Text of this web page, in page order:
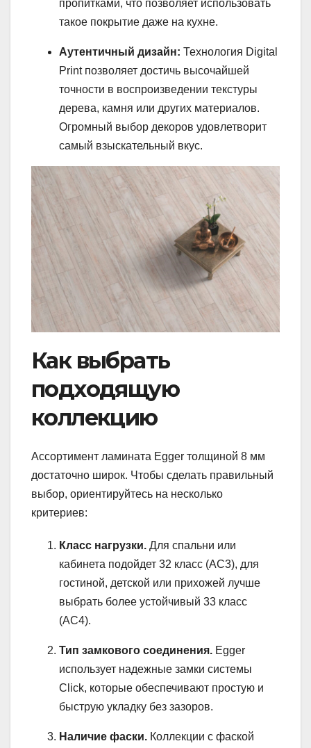
пропитками, что позволяет использовать
такое покрытие даже на кухне.
Аутентичный дизайн: Технология Digital
Print позволяет достичь высочайшей
точности в воспроизведении текстуры
дерева, камня или других материалов.
Огромный выбор декоров удовлетворит
самый взыскательный вкус.
Как выбрать
подходящую
коллекцию
Ассортимент ламината Egger толщиной 8 мм
достаточно широк. Чтобы сделать правильный
выбор, ориентируйтесь на несколько
критериев:
Класс нагрузки. Для спальни или
кабинета подойдет 32 класс (AC3), для
гостиной, детской или прихожей лучше
выбрать более устойчивый 33 класс
(AC4).
Тип замкового соединения. Egger
использует надежные замки системы
Click, которые обеспечивают простую и
быструю укладку без зазоров.
Наличие фаски. Коллекции с фаской